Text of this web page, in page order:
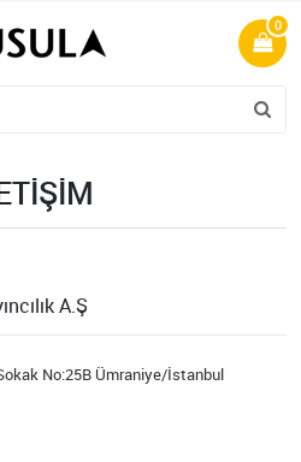
0
A.Ş
No:25B Ümraniye/İstanbul